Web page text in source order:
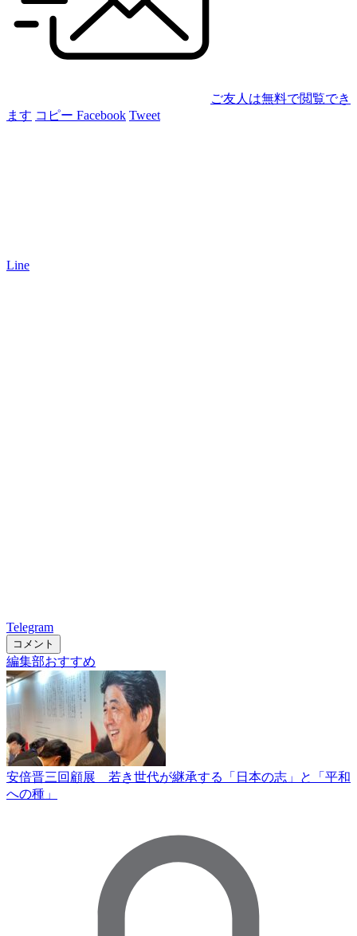
ご友人は無料で閲覧でき
ます コピー Facebook Tweet
Line
Telegram
コメント
編集部おすすめ
安倍晋三回顧展 若き世代が継承する「日本の志」と「平和
への種」